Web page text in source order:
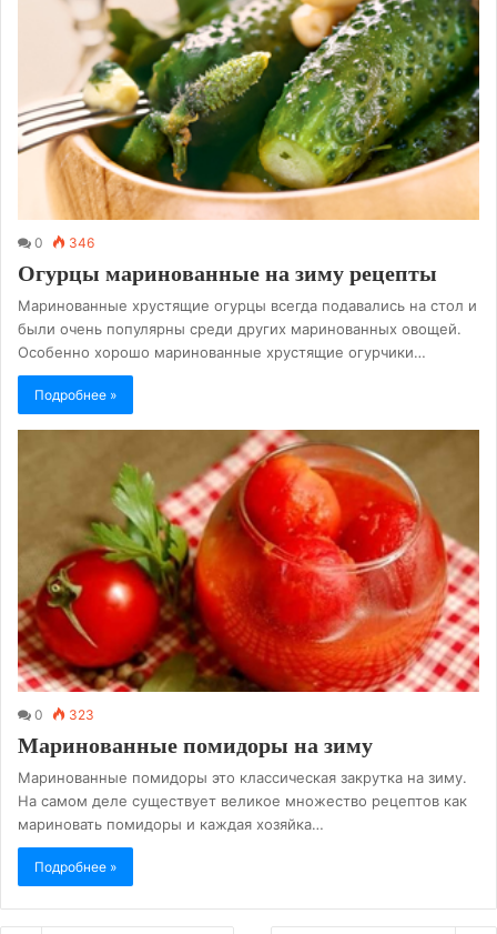
0 346
Огурцы маринованные на зиму рецепты
Маринованные хрустящие огурцы всегда подавались на стол и
были очень популярны среди других маринованных овощей.
Особенно хорошо маринованные хрустящие огурчики…
Подробнее »
0 323
Маринованные помидоры на зиму
Маринованные помидоры это классическая закрутка на зиму.
На самом деле существует великое множество рецептов как
мариновать помидоры и каждая хозяйка…
Подробнее »